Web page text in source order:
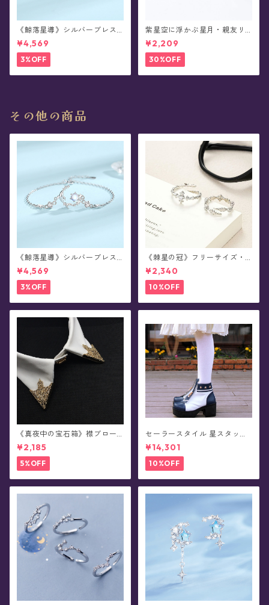
《鯨落星導》シルバーブレス
レット
¥4,569
3%OFF
紫星空に浮かぶ星月・親友リ
ング
¥2,209
30%OFF
その他の商品
《鯨落星導》シルバーブレス
レット
¥4,569
3%OFF
《棘星の冠》フリーサイズ・
ペアデザイン・リング(全2種)
¥2,340
10%OFF
《真夜中の宝石箱》襟ブロー
チ/カラータックピン(2個セッ
ト/全5色)
¥2,185
5%OFF
セーラースタイル 星スタッズ
ショートブーツ(全3色)
¥14,301
10%OFF